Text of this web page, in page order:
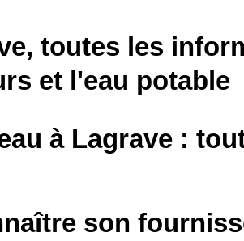
toutes les
et l'eau potable
à Lagrave :
son